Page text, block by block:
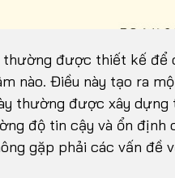
thường được thiết kế để
nào. Điều này tạo ra
thường được xây
độ tin cậy và ổn
gặp phải các vấn đề